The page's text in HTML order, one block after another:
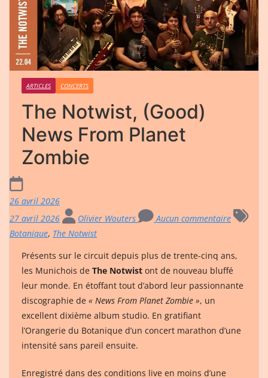
ARTICLES CONCERTS
The Notwist, (Good)
News From Planet
Zombie
26 avril 2026
27 avril 2026
Olivier Wouters
Aucun commentaire
Botanique, The Notwist
Présents sur le circuit depuis plus de trente-cinq ans,
les Munichois de The Notwist ont de nouveau bluffé
leur monde. En étoffant tout d’abord leur passionnante
discographie de « News From Planet Zombie », un
excellent dixième album studio. En gratifiant
l’Orangerie du Botanique d’un concert marathon d’une
intensité sans pareil ensuite.
Enregistré dans des conditions live en moins d’une